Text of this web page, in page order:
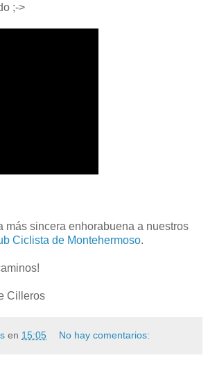
;->
más sincera enhorabuena a nuestros
Ciclista de Montehermoso.
Cilleros
en 15:05 No hay comentarios: